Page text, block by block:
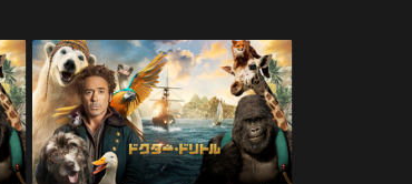
ー
暗殺者の存在に気づく。